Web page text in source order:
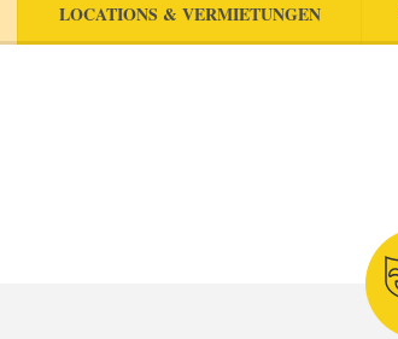
LOCATIONS & VERMIETUNGEN